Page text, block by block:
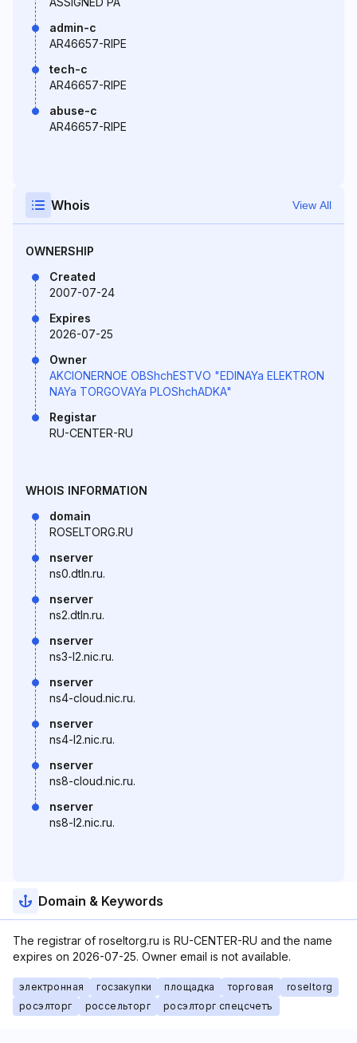
admin-c
AR46657-RIPE
tech-c
AR46657-RIPE
abuse-c
AR46657-RIPE
Whois View All
OWNERSHIP
Created
2007-07-24
Expires
2026-07-25
Owner
AKCIONERNOE OBShchESTVO "EDINAYa ELEKTRON
NAYa TORGOVAYa PLOShchADKA"
Registar
RU-CENTER-RU
WHOIS INFORMATION
domain
ROSELTORG.RU
nserver
ns0.dtln.ru.
nserver
ns2.dtln.ru.
nserver
ns3-l2.nic.ru.
nserver
ns4-cloud.nic.ru.
nserver
ns4-l2.nic.ru.
nserver
ns8-cloud.nic.ru.
nserver
ns8-l2.nic.ru.
Domain & Keywords
The registrar of roseltorg.ru is RU-CENTER-RU and the name
expires on 2026-07-25. Owner email is not available.
электронная госзакупки площадка торговая
roseltorg
росэлторг
россельторг росэлторг спецсчетъ